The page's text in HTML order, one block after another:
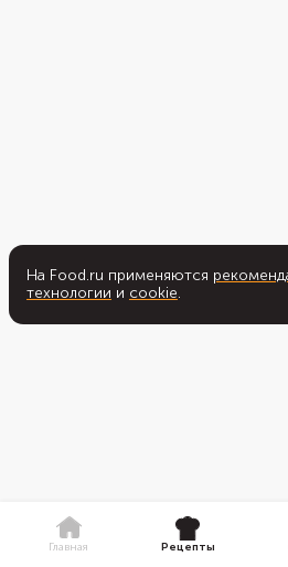
На Food.ru применяются
технологии и cookie.
Главная Рецепты